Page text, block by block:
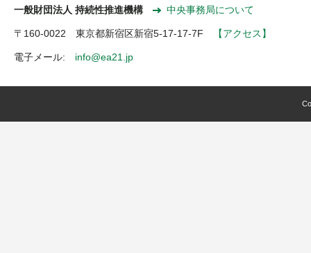
一般財団法人 持続性推進機構 中央事務局について
〒160-0022 東京都新宿区新宿5-17-17-7F 【アクセス】
電子メール: info@ea21.jp